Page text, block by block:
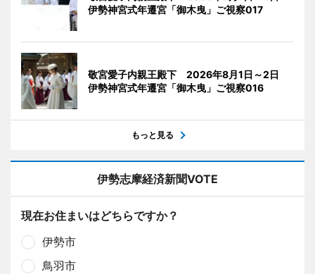
伊勢神宮式年遷宮「御木曳」ご視察017
敬宮愛子内親王殿下 2026年8月1日～2日
伊勢神宮式年遷宮「御木曳」ご視察016
もっと見る
伊勢志摩経済新聞VOTE
現在お住まいはどちらですか？
伊勢市
鳥羽市